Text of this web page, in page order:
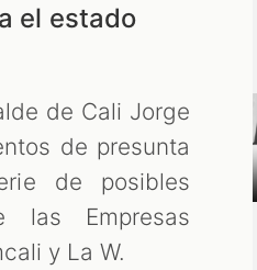
el estado
de Cali Jorge
de presunta
de posibles
las Empresas
y La W.